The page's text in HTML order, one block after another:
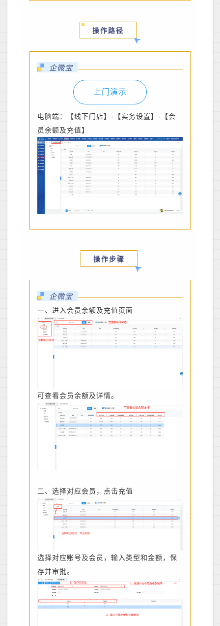
操作路径
企微宝
上门演示
电脑端：【线下门店】-【实务设置】-【会
员余额及充值】
操作步骤
企微宝
一、进入会员余额及充值页面
可查看会员余额及详情。
二、选择对应会员，点击充值
选择对应账号及会员，输入类型和金额，保
存并审批。